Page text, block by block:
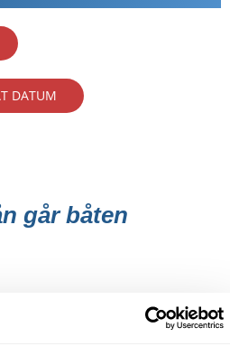
DATUM
går båten